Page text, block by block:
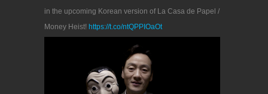
in the upcoming Korean version of La Casa de Papel /
Money Heist! https://t.co/ntQPPIOaOt